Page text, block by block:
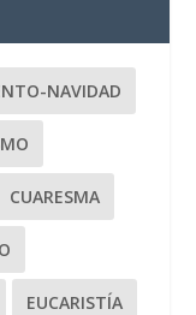
NAVIDAD
CUARESMA
EUCARISTÍA